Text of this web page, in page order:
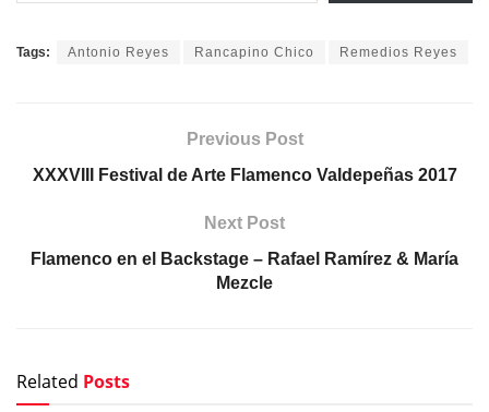
Tags: Antonio Reyes Rancapino Chico Remedios Reyes
Previous Post
XXXVIII Festival de Arte Flamenco Valdepeñas 2017
Next Post
Flamenco en el Backstage – Rafael Ramírez & María
Mezcle
Related Posts